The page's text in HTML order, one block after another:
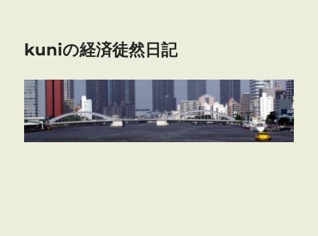
kuniの経済徒然日記